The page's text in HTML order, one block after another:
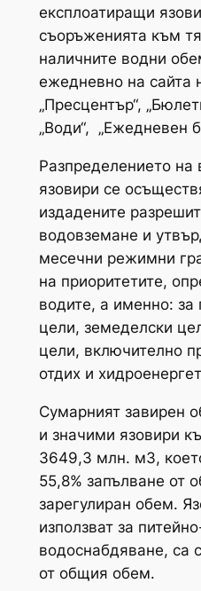
експлоатиращи
съоръженията към
наличните водни
ежедневно на сайта
„Пресцентър“,
„Води“, „Ежедневен
Разпределението на
язовири се
издадените
водовземане и
месечни режимни
на приоритетите,
водите, а именно: за
цели, земеделски
цели, включително
отдих и
Сумарният завирен
и значими язовири
3649,3 млн. м3,
55,8% запълване от
зарегулиран обем.
използват за
водоснабдяване, са
от общия обем.